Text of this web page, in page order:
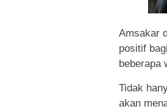
Amsakar
positif
beberapa
Tidak
akan